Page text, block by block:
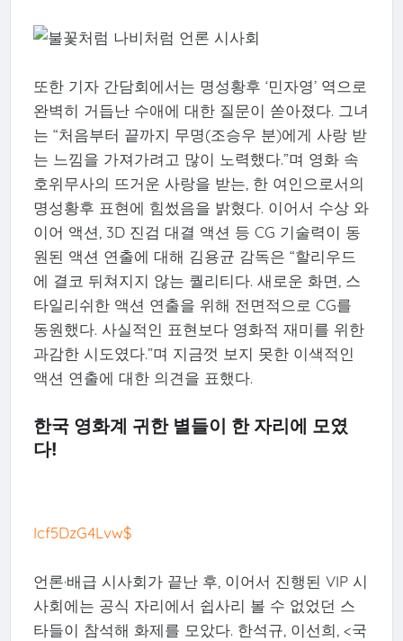
또한 기자 간담회에서는 명성황후 ‘민자영’ 역으로
완벽히 거듭난 수애에 대한 질문이 쏟아졌다. 그녀
는 “처음부터 끝까지 무명(조승우 분)에게 사랑 받
는 느낌을 가져가려고 많이 노력했다.”며 영화 속
호위무사의 뜨거운 사랑을 받는, 한 여인으로서의
명성황후 표현에 힘썼음을 밝혔다. 이어서 수상 와
이어 액션, 3D 진검 대결 액션 등 CG 기술력이 동
원된 액션 연출에 대해 김용균 감독은 “할리우드
에 결코 뒤쳐지지 않는 퀄리티다. 새로운 화면, 스
타일리쉬한 액션 연출을 위해 전면적으로 CG를
동원했다. 사실적인 표현보다 영화적 재미를 위한
과감한 시도였다.”며 지금껏 보지 못한 이색적인
액션 연출에 대한 의견을 표했다.
한국 영화계 귀한 별들이 한 자리에 모였
다!
Icf5DzG4Lvw$
언론·배급 시사회가 끝난 후, 이어서 진행된 VIP 시
사회에는 공식 자리에서 쉽사리 볼 수 없었던 스
타들이 참석해 화제를 모았다. 한석규, 이선희, <국